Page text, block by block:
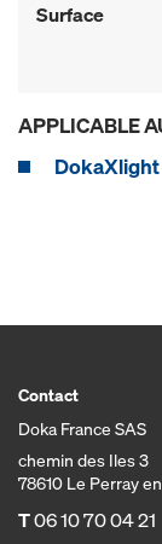
Surface
APPLICABLE
DokaXlight
Contact
Doka France SAS
chemin des Iles 3
78610 Le Perray
T06 10 70 04 21